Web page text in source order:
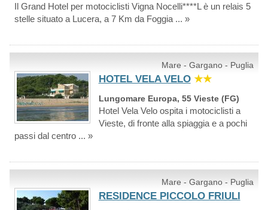
Il Grand Hotel per motociclisti Vigna Nocelli****L è un relais 5
stelle situato a Lucera, a 7 Km da Foggia ... »
Mare - Gargano - Puglia
HOTEL VELA VELO ★★
Lungomare Europa, 55 Vieste (FG)
Hotel Vela Velo ospita i motociclisti a
Vieste, di fronte alla spiaggia e a pochi
passi dal centro ... »
Mare - Gargano - Puglia
RESIDENCE PICCOLO FRIULI